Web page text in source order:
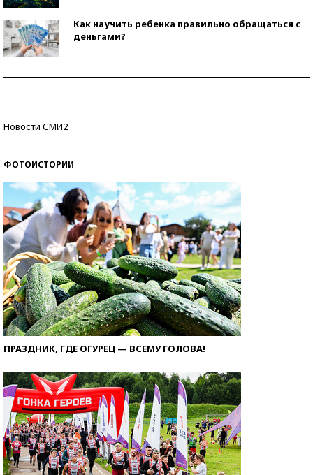
Как научить ребенка правильно обращаться с
деньгами?
Новости СМИ2
ФОТОИСТОРИИ
ПРАЗДНИК, ГДЕ ОГУРЕЦ — ВСЕМУ ГОЛОВА!